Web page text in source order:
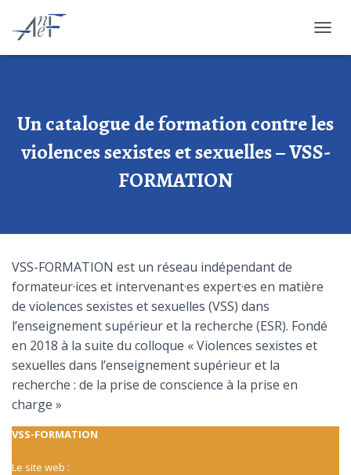
Un catalogue de formation contre les
violences sexistes et sexuelles – VSS-
FORMATION
VSS-FORMATION est un réseau indépendant de
formateur·ices et intervenant·es expert·es en matière
de violences sexistes et sexuelles (VSS) dans
l’enseignement supérieur et la recherche (ESR). Fondé
en 2018 à la suite du colloque « Violences sexistes et
sexuelles dans l’enseignement supérieur et la
recherche : de la prise de conscience à la prise en
charge »
VSS-FORMATION
Le site web :